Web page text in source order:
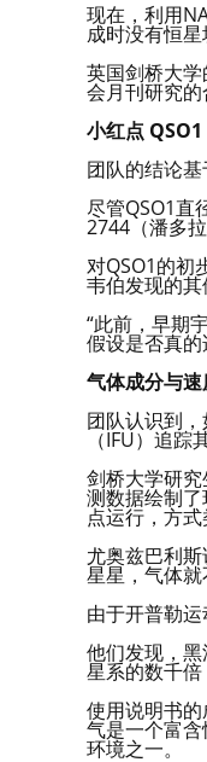
现在，利用
成时没有恒
英国剑桥大
会月刊研究
小红点 QSO1
团队的结论
尽管QSO1直
2744（潘多
对QSO1的初
韦伯发现的其
“此前，早期
假设是否真的
气体成分与
团队认识到
（IFU）追
剑桥大学研
测数据绘制
点运行，方
尤奥兹巴利
星星，气体
由于开普勒
他们发现，
星系的数千倍
使用说明书
气是一个富
环境之一。